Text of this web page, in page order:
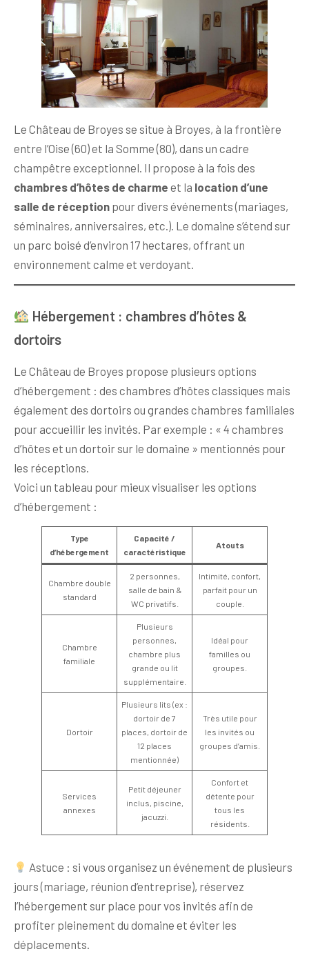
Le Château de Broyes se situe à Broyes, à la frontière
entre l’Oise (60) et la Somme (80), dans un cadre
champêtre exceptionnel. Il propose à la fois des
chambres d’hôtes de charme et la location d’une
salle de réception pour divers événements (mariages,
séminaires, anniversaires, etc.). Le domaine s’étend sur
un parc boisé d’environ 17 hectares, offrant un
environnement calme et verdoyant.
Hébergement : chambres d’hôtes &
dortoirs
Le Château de Broyes propose plusieurs options
d’hébergement : des chambres d’hôtes classiques mais
également des dortoirs ou grandes chambres familiales
pour accueillir les invités. Par exemple : « 4 chambres
d’hôtes et un dortoir sur le domaine » mentionnés pour
les réceptions.
Voici un tableau pour mieux visualiser les options
d’hébergement :
Type
d’hébergement
Capacité /
caractéristique
Atouts
Chambre double
standard
2 personnes,
salle de bain &
WC privatifs.
Intimité, confort,
parfait pour un
couple.
Chambre
familiale
Plusieurs
personnes,
chambre plus
grande ou lit
supplémentaire.
Idéal pour
familles ou
groupes.
Dortoir
Plusieurs lits (ex :
dortoir de 7
places, dortoir de
12 places
mentionnée)
Très utile pour
les invités ou
groupes d’amis.
Services
annexes
Petit déjeuner
inclus, piscine,
jacuzzi.
Confort et
détente pour
tous les
résidents.
Astuce : si vous organisez un événement de plusieurs
jours (mariage, réunion d’entreprise), réservez
l’hébergement sur place pour vos invités afin de
profiter pleinement du domaine et éviter les
déplacements.